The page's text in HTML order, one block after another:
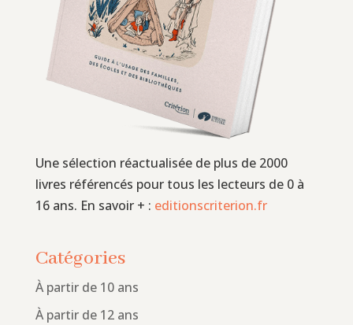
Une sélection réactualisée de plus de 2000
livres référencés pour tous les lecteurs de 0 à
16 ans. En savoir + : editionscriterion.fr
Catégories
À partir de 10 ans
À partir de 12 ans